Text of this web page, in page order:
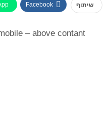
שיתוף Facebook